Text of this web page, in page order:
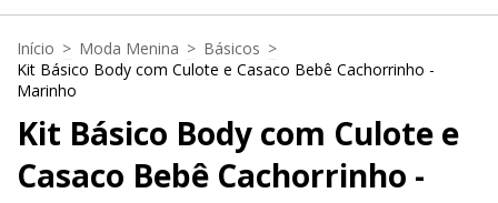
Início > Moda Menina > Básicos >
Kit Básico Body com Culote e Casaco Bebê Cachorrinho -
Marinho
Kit Básico Body com Culote e
Casaco Bebê Cachorrinho -